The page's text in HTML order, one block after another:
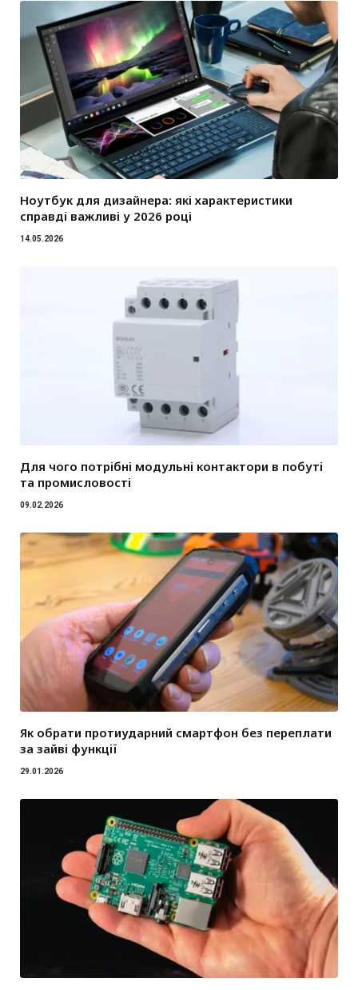
Ноутбук для дизайнера: які характеристики
справді важливі у 2026 році
14.05.2026
Для чого потрібні модульні контактори в побуті
та промисловості
09.02.2026
Як обрати протиударний смартфон без переплати
за зайві функції
29.01.2026